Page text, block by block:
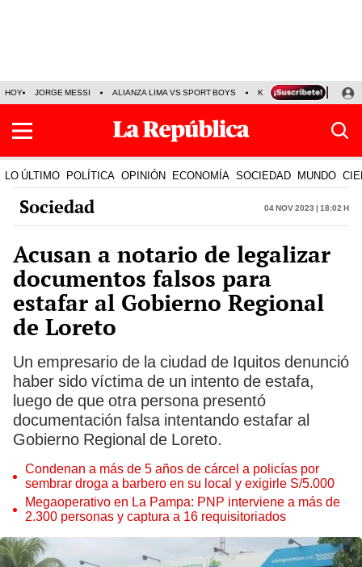
HOY JORGE MESSI ALIANZA LIMA VS SPORT BOYS KENJI FUJIMORI
LO ÚLTIMO POLÍTICA OPINIÓN ECONOMÍA SOCIEDAD MUNDO
Sociedad 04 Nov 2023 | 18:02 h
Acusan a notario de legalizar
documentos falsos para
estafar al Gobierno Regional
de Loreto
Un empresario de la ciudad de Iquitos denunció
haber sido víctima de un intento de estafa,
luego de que otra persona presentó
documentación falsa intentando estafar al
Gobierno Regional de Loreto.
Condenan a más de 5 años de cárcel a policías por
sembrar droga a barbero en su local y exigirle S/5.000
Megaoperativo en La Pampa: PNP interviene a más de
2.300 personas y captura a 16 requisitoriados